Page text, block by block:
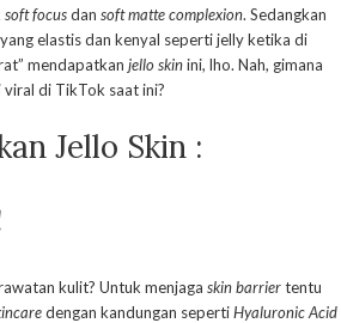
soft focusdan soft matte complexion. Sedangkan
elastis dan kenyal seperti jelly ketika di
mendapatkan jello skinini, lho. Nah, gimana
viral di TikTok saat ini?
Jello Skin :
kulit? Untuk menjaga skin barriertentu
dengan kandungan sepertiHyaluronic Acid